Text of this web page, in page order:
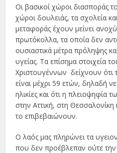
Οι βασικοί χώροι διασποράς
χώροι δουλειάς, τα σχολεία
μεταφοράς έχουν μείνει
πρωτόκολλα, τα οποία δεν
ουσιαστικά μέτρα πρόληψης
υγείας. Τα επίσημα στοιχεία
Χριστουγέννων δείχνουν
είναι μέχρι 59 ετών, δηλαδή
ηλικίες και ότι η πλειοψηφία
στην Αττική, στη Θεσσαλονίκη
το επιβεβαιώνουν.
Ο λαός μας πληρώνει τα
που δεν προέβλεπαν ούτε την